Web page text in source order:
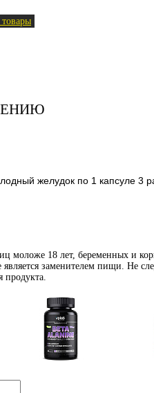
желудок по 1 капсуле 3
моложе 18 лет, беременных
заменителем пищи. Не
продукта.